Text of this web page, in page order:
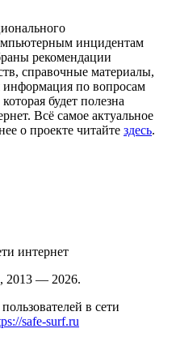
инцидентам
рекомендации
справочные материалы,
информация по вопросам
будет полезна
Всё самое актуальное
о проекте читайте здесь.
интернет
2013 — 2026.
в сети
safe-surf.ru